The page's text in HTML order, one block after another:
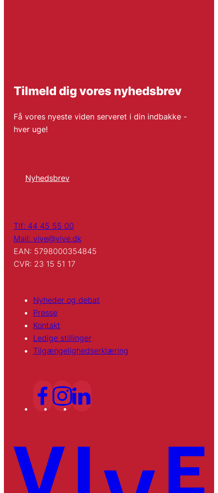
Tilmeld dig vores nyhedsbrev
Få vores nyeste viden serveret i din indbakke -
hver uge!
Nyhedsbrev
Tlf: 44 45 55 00
Mail: vive@vive.dk
EAN: 5798000354845
CVR: 23 15 51 17
Nyheder og debat
Presse
Kontakt
Ledige stillinger
Tilgængelighedserklæring